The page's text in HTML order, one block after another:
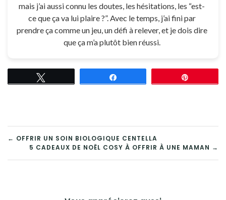
mais j’ai aussi connu les doutes, les hésitations, les “est-
ce que ça va lui plaire ?”. Avec le temps, j’ai fini par
prendre ça comme un jeu, un défi à relever, et je dois dire
que ça m’a plutôt bien réussi.
NAVIGATION
DE
← OFFRIR UN SOIN BIOLOGIQUE CENTELLA
5 CADEAUX DE NOËL COSY À OFFRIR À UNE MAMAN →